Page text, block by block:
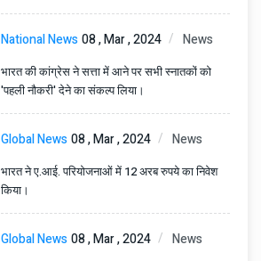
National News08 , Mar , 2024 News
भारत की कांग्रेस ने सत्ता में आने पर सभी स्नातकों को
'पहली नौकरी' देने का संकल्प लिया।
Global News08 , Mar , 2024 News
भारत ने ए.आई. परियोजनाओं में 12 अरब रुपये का निवेश
किया।
Global News08 , Mar , 2024 News